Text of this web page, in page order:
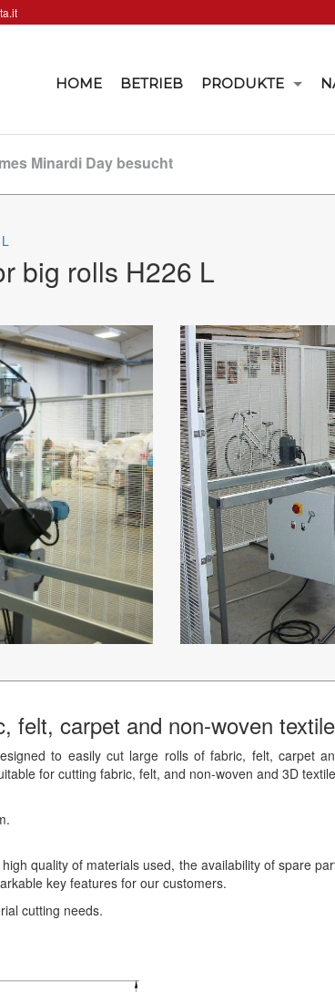
HOME BETRIEB PRODUKTE
Minardi Day besucht
big rolls H226 L
felt, carpet and non-woven
to easily cut large rolls of fabric, felt, carpet
for cutting fabric, felt, and non-woven and 3D
quality of materials used, the availability of spare
key features for our customers.
cutting needs.